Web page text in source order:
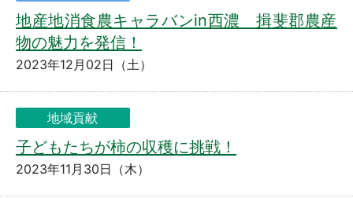
地産地消食農キャラバンin西濃 揖斐郡農産
物の魅力を発信！
2023年12月02日（土）
地域貢献
子どもたちが柿の収穫に挑戦！
2023年11月30日（木）